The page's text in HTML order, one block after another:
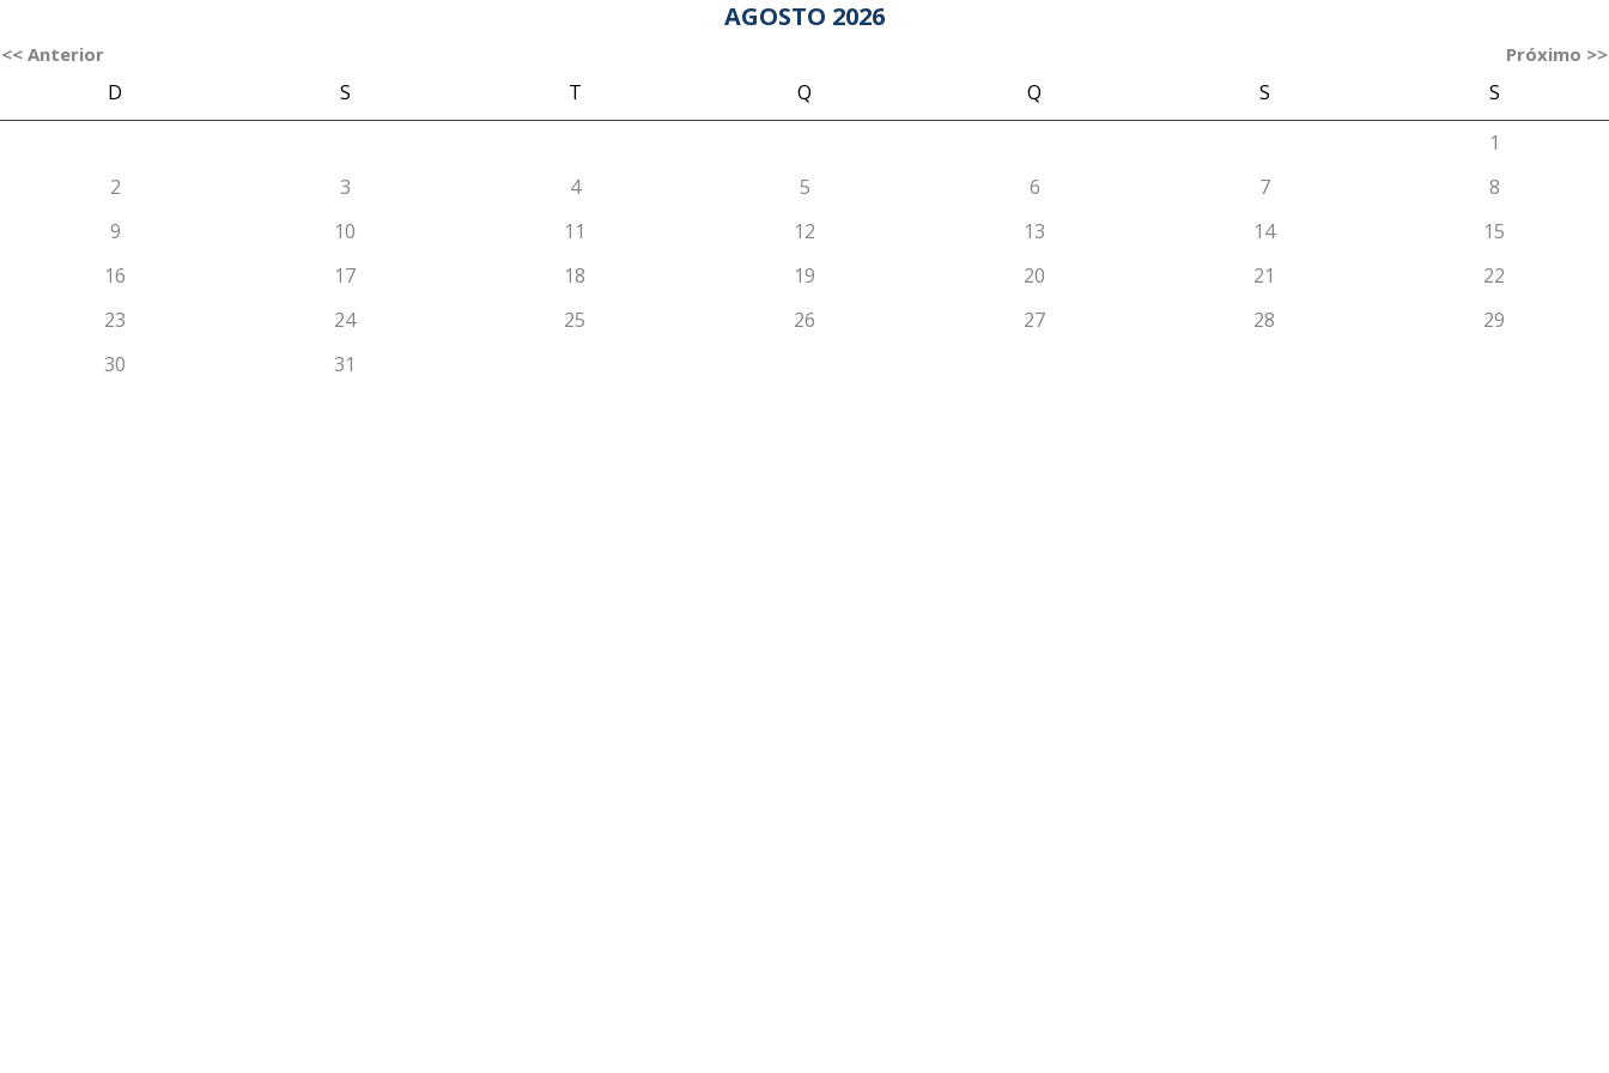
AGOSTO 2026
<< Anterior Próximo >>
D S T Q Q S
S
1
2
3 4 5 6 7
8
9
10 11 12 13 14
15
16
17 18 19 20 21
22
23
24 25 26 27 28
29
30
31